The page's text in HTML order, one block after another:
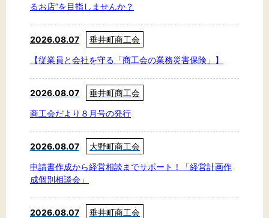
るお店”を目指しませんか？
2026.08.07
垂井町商工会
【従業員と会社を守る「商工会の業務災害保険」】
2026.08.07
垂井町商工会
商工会だより８月号の発行
2026.08.07
大野町商工会
申請書作成から経営相談までサポート！「経営計画作
成個別相談会」
2026.08.07
垂井町商工会